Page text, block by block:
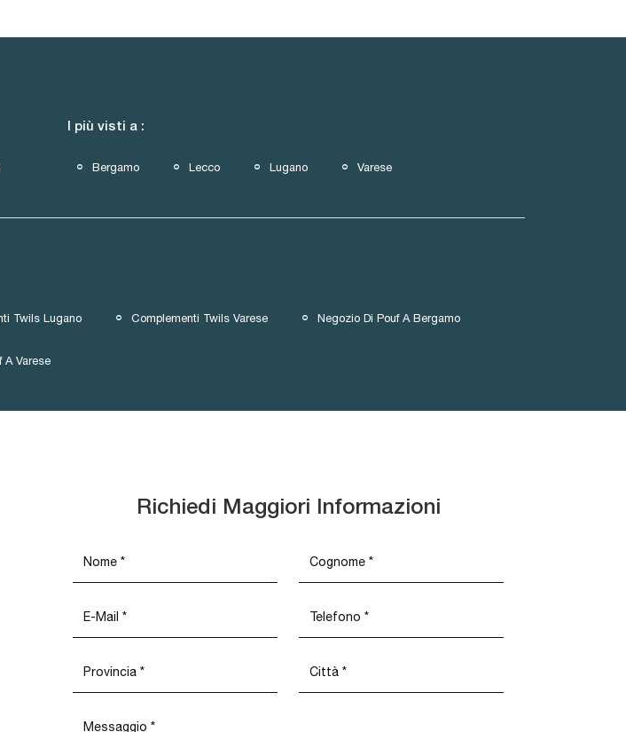
I più visti a :
Bergamo Lecco Lugano Varese
Twils Lugano Complementi Twils Varese Negozio Di Pouf A Bergamo
A Varese
Richiedi Maggiori Informazioni